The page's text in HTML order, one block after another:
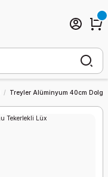
Treyler Alüminyum 40cm